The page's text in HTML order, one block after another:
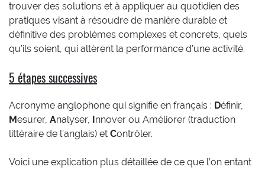
trouver des solutions et à appliquer au quotidien des
pratiques visant à résoudre de manière durable et
définitive des problèmes complexes et concrets, quels
qu’ils soient, qui altèrent la performance d’une activité.
5 étapes successives
Acronyme anglophone qui signifie en français : Définir,
Mesurer, Analyser, Innover ou Améliorer (traduction
littéraire de l’anglais) et Contrôler.
Voici une explication plus détaillée de ce que l’on entant